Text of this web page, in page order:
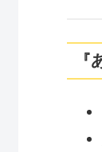
『